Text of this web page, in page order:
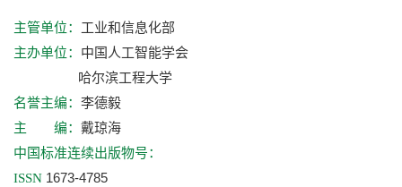
主管单位： 工业和信息化部
主办单位： 中国人工智能学会
哈尔滨工程大学
名誉主编： 李德毅
主 编： 戴琼海
中国标准连续出版物号：
ISSN 1673-4785